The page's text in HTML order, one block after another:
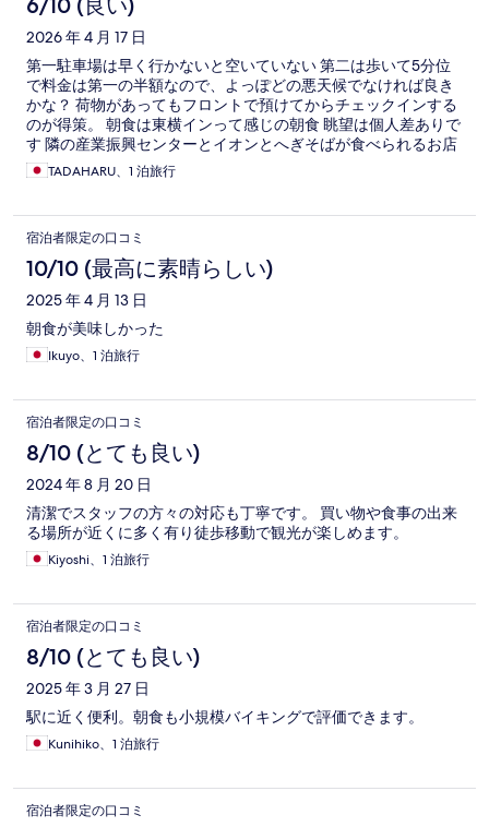
6/10 (良い)
2026 年 4 月 17 日
第一駐車場は早く行かないと空いていない 第二は歩いて5分位
で料金は第一の半額なので、よっぽどの悪天候でなければ良き
かな？ 荷物があってもフロントで預けてからチェックインする
のが得策。 朝食は東横インって感じの朝食 眺望は個人差ありで
す 隣の産業振興センターとイオンとへぎそばが食べられるお店
があるのは凄く良き！ お散歩マップは作っておいて欲しかった
なと思いました
TADAHARU、1 泊旅行
宿泊者限定の口コミ
10/10 (最高に素晴らしい)
2025 年 4 月 13 日
朝食が美味しかった
Ikuyo、1 泊旅行
宿泊者限定の口コミ
8/10 (とても良い)
2024 年 8 月 20 日
清潔でスタッフの方々の対応も丁寧です。 買い物や食事の出来
る場所が近くに多く有り徒歩移動で観光が楽しめます。
Kiyoshi、1 泊旅行
宿泊者限定の口コミ
8/10 (とても良い)
2025 年 3 月 27 日
駅に近く便利。朝食も小規模バイキングで評価できます。
Kunihiko、1 泊旅行
宿泊者限定の口コミ